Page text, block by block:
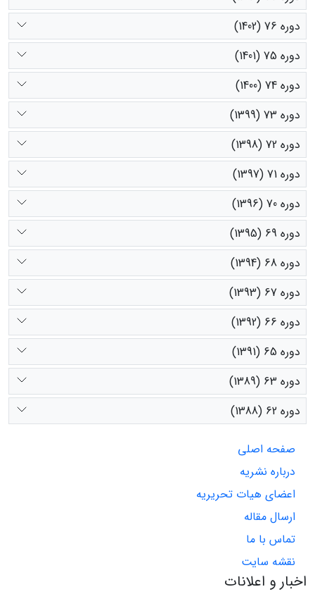
دوره 76 (1402)
دوره 75 (1401)
دوره 74 (1400)
دوره 73 (1399)
دوره 72 (1398)
دوره 71 (1397)
دوره 70 (1396)
دوره 69 (1395)
دوره 68 (1394)
دوره 67 (1393)
دوره 66 (1392)
دوره 65 (1391)
دوره 63 (1389)
دوره 62 (1388)
صفحه اصلی
درباره نشریه
اعضای هیات تحریریه
ارسال مقاله
تماس با ما
نقشه سایت
اخبار و اعلانات